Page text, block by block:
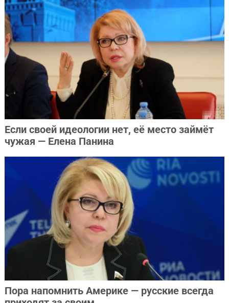
Если своей идеологии нет, её место займёт
чужая — Елена Панина
Пора напомнить Америке — русские всегда